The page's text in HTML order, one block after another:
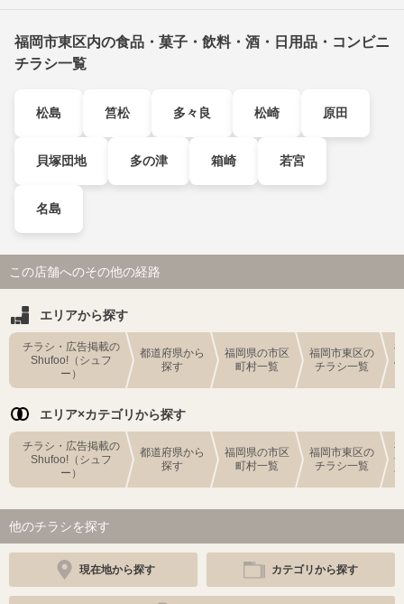
福岡市東区内の食品・菓子・飲料・酒・日用品・コンビニ
チラシ一覧
松島 筥松 多々良 松崎 原田
貝塚団地 多の津 箱崎 若宮
名島
この店舗へのその他の経路
エリアから探す
チラシ・広告掲載の
Shufoo!（シュフ
ー）
都道府県から
探す
福岡県の市区
町村一覧
福岡市東区の
チラシ一覧
エリア×カテゴリから探す
チラシ・広告掲載の
Shufoo!（シュフ
ー）
都道府県から
探す
福岡県の市区
町村一覧
福岡市東区の
チラシ一覧
他のチラシを探す
現在地から探す カテゴリから探す